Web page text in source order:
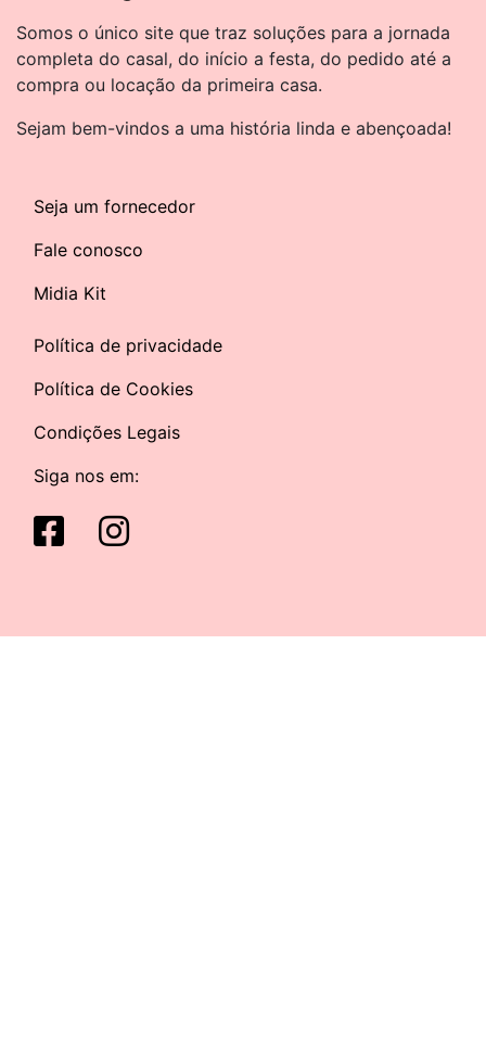
Somos o único site que traz soluções para a jornada
completa do casal, do início a festa, do pedido até a
compra ou locação da primeira casa.
Sejam bem-vindos a uma história linda e abençoada!
Seja um fornecedor
Fale conosco
Midia Kit
Política de privacidade
Política de Cookies
Condições Legais
Siga nos em: